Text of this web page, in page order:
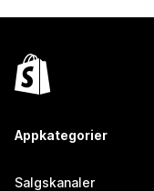
Appkategorier
Salgskanaler